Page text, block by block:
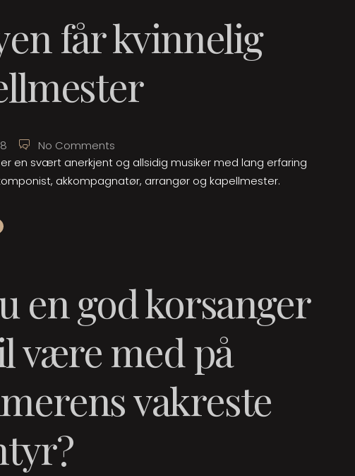
får kvinnelig
No Comments
en svært anerkjent og allsidig musiker med lang erfaring
akkompagnatør, arrangør og kapellmester.
en god korsanger
være med på
vakreste